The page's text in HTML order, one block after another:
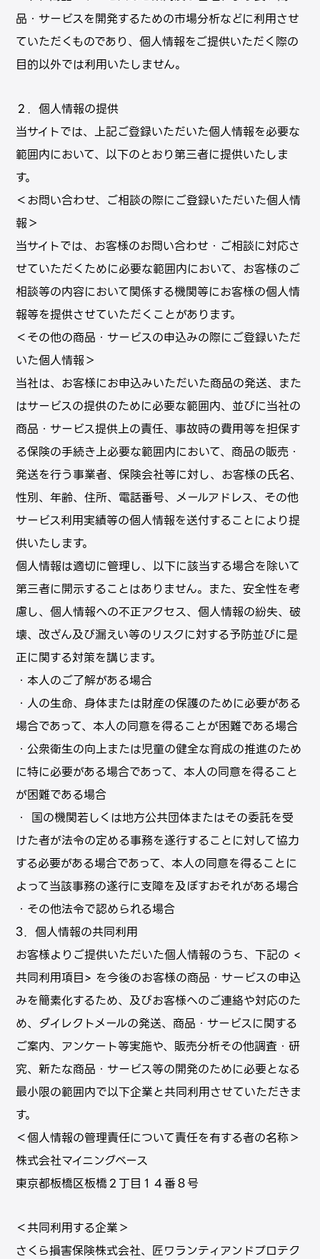
品・サービスを開発するための市場分析などに利⽤させ
ていただくものであり、個⼈情報をご提供いただく際の
⽬的以外では利⽤いたしません。
２．個人情報の提供
当サイトでは、上記ご登録いただいた個人情報を必要な
範囲内において、以下のとおり第三者に提供いたしま
す。
＜お問い合わせ、ご相談の際にご登録いただいた個人情
報＞
当サイトでは、お客様のお問い合わせ・ご相談に対応さ
せていただくために必要な範囲内において、お客様のご
相談等の内容において関係する機関等にお客様の個人情
報等を提供させていただくことがあります。
＜その他の商品・サービスの申込みの際にご登録いただ
いた個人情報＞
当社は、お客様にお申込みいただいた商品の発送、また
はサービスの提供のために必要な範囲内、並びに当社の
商品・サービス提供上の責任、事故時の費用等を担保す
る保険の手続き上必要な範囲内において、商品の販売・
発送を行う事業者、保険会社等に対し、お客様の氏名、
性別、年齢、住所、電話番号、メールアドレス、その他
サービス利用実績等の個人情報を送付することにより提
供いたします。
個⼈情報は適切に管理し、以下に該当する場合を除いて
第三者に開⽰することはありません。また、安全性を考
慮し、個人情報への不正アクセス、個人情報の紛失、破
壊、改ざん及び漏えい等のリスクに対する予防並びに是
正に関する対策を講じます。
・本⼈のご了解がある場合
・人の生命、身体または財産の保護のために必要がある
場合であって、本人の同意を得ることが困難である場合
・公衆衛生の向上または児童の健全な育成の推進のため
に特に必要がある場合であって、本人の同意を得ること
が困難である場合
・ 国の機関若しくは地方公共団体またはその委託を受
けた者が法令の定める事務を遂行することに対して協力
する必要がある場合であって、本人の同意を得ることに
よって当該事務の遂行に支障を及ぼすおそれがある場合
・その他法令で認められる場合
3．個人情報の共同利用
お客様よりご提供いただいた個人情報のうち、下記の <
共同利用項目> を今後のお客様の商品・サービスの申込
みを簡素化するため、及びお客様へのご連絡や対応のた
め、ダイレクトメールの発送、商品・サービスに関する
ご案内、アンケート等実施や、販売分析その他調査・研
究、新たな商品・サービス等の開発のために必要となる
最小限の範囲内で以下企業と共同利用させていただきま
す。
＜個人情報の管理責任について責任を有する者の名称＞
株式会社マイニングベース
東京都板橋区板橋２丁目１４番８号
＜共同利用する企業＞
さくら損害保険株式会社、匠ワランティアンドプロテク